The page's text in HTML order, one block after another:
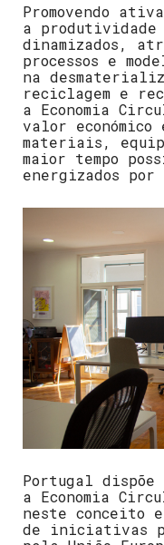
Promovendo
a produtividade
dinamizados,
processos e
na
reciclagem e
a Economia
valor
materiais,
maior tempo
energizados
Portugal dispõe
a Economia
neste conceito
de iniciativas